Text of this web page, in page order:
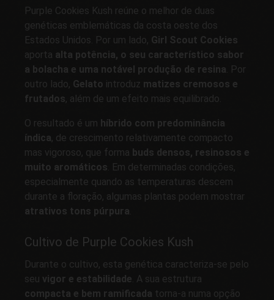
Purple Cookies Kush reúne o melhor de duas
genéticas emblemáticas da costa oeste dos
Estados Unidos. Por um lado, Girl Scout Cookies
aporta alta potência, o seu característico sabor
a bolacha e uma notável produção de resina . Por
outro lado, Gelato introduz matizes cremosos e
frutados, além de um efeito mais equilibrado.
O resultado é um híbrido com predominância
índica, de crescimento relativamente compacto
mas vigoroso, que forma buds densos, resinosos e
muito aromáticos . Em determinadas condições,
especialmente quando as temperaturas descem
durante a floração, algumas plantas podem mostrar
atrativos tons púrpura
Cultivo de Purple Cookies Kush
Durante o cultivo, esta genética caracteriza-se pelo
seu vigor e estabilidade . A sua estrutura
compacta e bem ramificada torna-a numa opção